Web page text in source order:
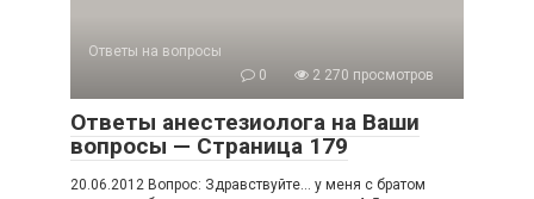
Ответы на вопросы
0
2 270 просмотров
Ответы анестезиолога на Ваши
вопросы — Страница 179
20.06.2012 Вопрос: Здравствуйте… у меня с братом